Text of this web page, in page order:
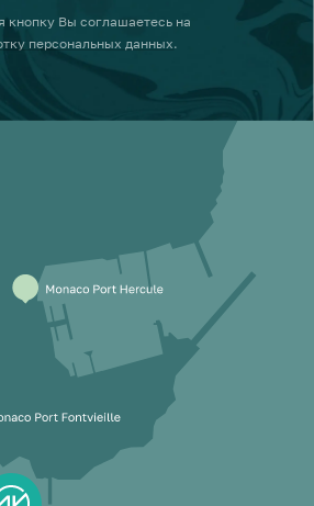
кнопку Вы соглашаетесь на
персональных данных.